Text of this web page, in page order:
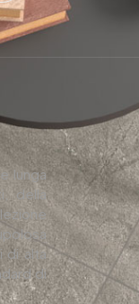
lunga
della
di alta
di